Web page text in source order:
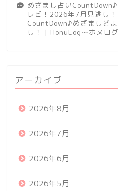
めざまし占い
レビ！2026年7月見逃し！
CountDown♪めざましど
し！ | HonuLog～ホヌログ
アーカイブ
2026年8月
2026年7月
2026年6月
2026年5月